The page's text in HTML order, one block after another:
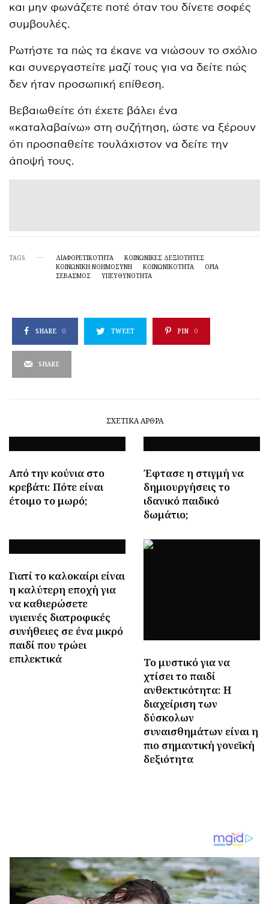
και μην φωνάζετε ποτέ όταν του δίνετε σοφές
συμβουλές.
Ρωτήστε τα πώς τα έκανε να νιώσουν το σχόλιο
και συνεργαστείτε μαζί τους για να δείτε πώς
δεν ήταν προσωπική επίθεση.
Βεβαιωθείτε ότι έχετε βάλει ένα
«καταλαβαίνω» στη συζήτηση, ώστε να ξέρουν
ότι προσπαθείτε τουλάχιστον να δείτε την
άποψή τους.
TAGS ΔΙΑΦΟΡΕΤΙΚΟΤΗΤΑ
ΚΟΙΝΩΝΙΚΈΣ ΔΕΞΙΌΤΗΤΕΣ
ΚΟΙΝΩΝΙΚΉ ΝΟΗΜΟΣΎΝΗ
ΚΟΙΝΩΝΙΚΟΤΗΤΑ
ΟΡΙΑ
ΣΕΒΑΣΜΟΣ
ΥΠΕΥΘΥΝΌΤΗΤΑ
SHARE 0 TWEET PIN 0
SHARE
ΣΧΕΤΙΚΆ ΆΡΘΡΑ
Από την κούνια στο
κρεβάτι: Πότε είναι
έτοιμο το μωρό;
Έφτασε η στιγμή να
δημιουργήσεις το
ιδανικό παιδικό
δωμάτιο;
Γιατί το καλοκαίρι είναι
η καλύτερη εποχή για
να καθιερώσετε
υγιεινές διατροφικές
συνήθειες σε ένα μικρό
παιδί που τρώει
επιλεκτικά
Το μυστικό για να
χτίσει το παιδί
ανθεκτικότητα: Η
διαχείριση των
δύσκολων
συναισθημάτων είναι η
πιο σημαντική γονεϊκή
δεξιότητα